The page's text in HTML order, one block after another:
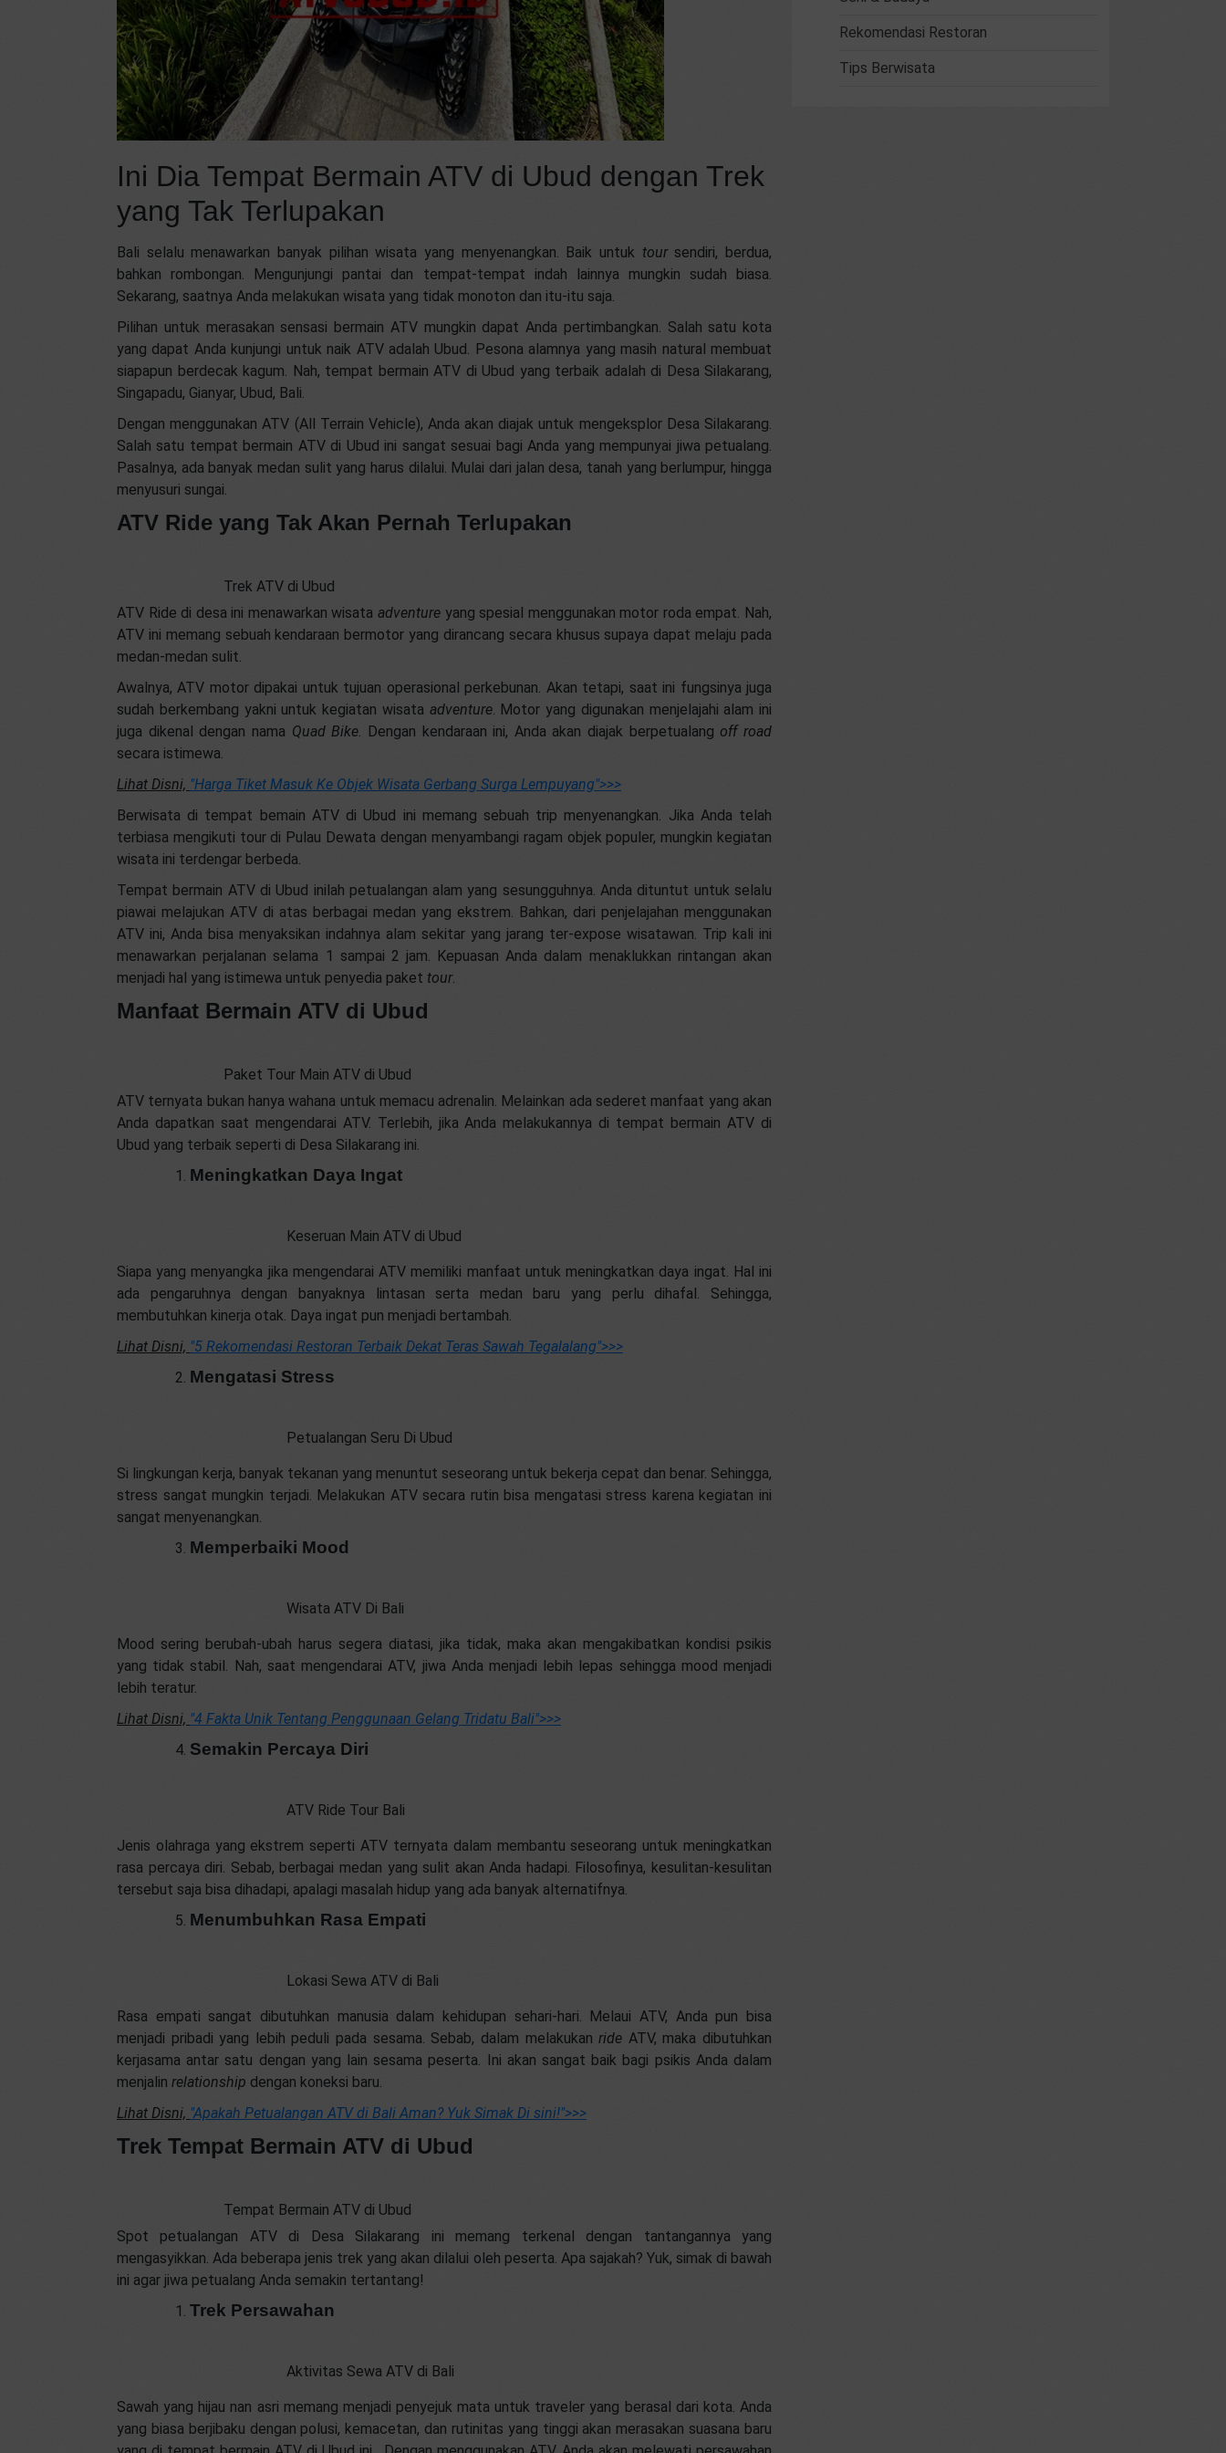
Ini Dia Tempat Bermain ATV di Ubud dengan Trek
yang Tak Terlupakan
Bali selalu menawarkan banyak pilihan wisata yang menyenangkan. Baik untuk toursendiri, berdua,
bahkan rombongan. Mengunjungi pantai dan tempat-tempat indah lainnya mungkin sudah biasa.
Sekarang, saatnya Anda melakukan wisata yang tidak monoton dan itu-itu saja.
Pilihan untuk merasakan sensasi bermain ATV mungkin dapat Anda pertimbangkan. Salah satu kota
yang dapat Anda kunjungi untuk naik ATV adalah Ubud. Pesona alamnya yang masih natural membuat
siapapun berdecak kagum. Nah, tempat bermain ATV di Ubud yang terbaik adalah di Desa Silakarang,
Singapadu, Gianyar, Ubud, Bali.
Dengan menggunakan ATV (All Terrain Vehicle), Anda akan diajak untuk mengeksplor Desa Silakarang.
Salah satu tempat bermain ATV di Ubud ini sangat sesuai bagi Anda yang mempunyai jiwa petualang.
Pasalnya, ada banyak medan sulit yang harus dilalui. Mulai dari jalan desa, tanah yang berlumpur, hingga
menyusuri sungai.
ATV Ride yang Tak Akan Pernah Terlupakan
Trek ATV di Ubud
ATV Ride di desa ini menawarkan wisata adventure yang spesial menggunakan motor roda empat. Nah,
ATV ini memang sebuah kendaraan bermotor yang dirancang secara khusus supaya dapat melaju pada
medan-medan sulit.
Awalnya, ATV motor dipakai untuk tujuan operasional perkebunan. Akan tetapi, saat ini fungsinya juga
sudah berkembang yakni untuk kegiatan wisata adventure. Motor yang digunakan menjelajahi alam ini
juga dikenal dengan nama Quad Bike. Dengan kendaraan ini, Anda akan diajak berpetualangoff road
secara istimewa.
Lihat Disni, "Harga Tiket Masuk Ke Objek Wisata Gerbang Surga Lempuyang">>>
Berwisata di tempat bemain ATV di Ubud ini memang sebuah trip menyenangkan. Jika Anda telah
terbiasa mengikuti tour di Pulau Dewata dengan menyambangi ragam objek populer, mungkin kegiatan
wisata ini terdengar berbeda.
Tempat bermain ATV di Ubud inilah petualangan alam yang sesungguhnya. Anda dituntut untuk selalu
piawai melajukan ATV di atas berbagai medan yang ekstrem. Bahkan, dari penjelajahan menggunakan
ATV ini, Anda bisa menyaksikan indahnya alam sekitar yang jarang ter-expose wisatawan. Trip kali ini
menawarkan perjalanan selama 1 sampai 2 jam. Kepuasan Anda dalam menaklukkan rintangan akan
menjadi hal yang istimewa untuk penyedia paket tour.
Manfaat Bermain ATV di Ubud
Paket Tour Main ATV di Ubud
ATV ternyata bukan hanya wahana untuk memacu adrenalin. Melainkan ada sederet manfaat yang akan
Anda dapatkan saat mengendarai ATV. Terlebih, jika Anda melakukannya di tempat bermain ATV di
Ubud yang terbaik seperti di Desa Silakarang ini.
Meningkatkan Daya Ingat
Keseruan Main ATV di Ubud
Siapa yang menyangka jika mengendarai ATV memiliki manfaat untuk meningkatkan daya ingat. Hal ini
ada pengaruhnya dengan banyaknya lintasan serta medan baru yang perlu dihafal. Sehingga,
membutuhkan kinerja otak. Daya ingat pun menjadi bertambah.
Lihat Disni, "5 Rekomendasi Restoran Terbaik Dekat Teras Sawah Tegalalang">>>
Mengatasi Stress
Petualangan Seru Di Ubud
Si lingkungan kerja, banyak tekanan yang menuntut seseorang untuk bekerja cepat dan benar. Sehingga,
stress sangat mungkin terjadi. Melakukan ATV secara rutin bisa mengatasi stress karena kegiatan ini
sangat menyenangkan.
Memperbaiki Mood
Wisata ATV Di Bali
Mood sering berubah-ubah harus segera diatasi, jika tidak, maka akan mengakibatkan kondisi psikis
yang tidak stabil. Nah, saat mengendarai ATV, jiwa Anda menjadi lebih lepas sehingga mood menjadi
lebih teratur.
Lihat Disni, "4 Fakta Unik Tentang Penggunaan Gelang Tridatu Bali">>>
Semakin Percaya Diri
ATV Ride Tour Bali
Jenis olahraga yang ekstrem seperti ATV ternyata dalam membantu seseorang untuk meningkatkan
rasa percaya diri. Sebab, berbagai medan yang sulit akan Anda hadapi. Filosofinya, kesulitan-kesulitan
tersebut saja bisa dihadapi, apalagi masalah hidup yang ada banyak alternatifnya.
Menumbuhkan Rasa Empati
Lokasi Sewa ATV di Bali
Rasa empati sangat dibutuhkan manusia dalam kehidupan sehari-hari. Melaui ATV, Anda pun bisa
menjadi pribadi yang lebih peduli pada sesama. Sebab, dalam melakukanride ATV, maka dibutuhkan
kerjasama antar satu dengan yang lain sesama peserta. Ini akan sangat baik bagi psikis Anda dalam
menjalin relationship dengan koneksi baru.
Lihat Disni, "Apakah Petualangan ATV di Bali Aman? Yuk Simak Di sini!">>>
Trek Tempat Bermain ATV di Ubud
Tempat Bermain ATV di Ubud
Spot petualangan ATV di Desa Silakarang ini memang terkenal dengan tantangannya yang
mengasyikkan. Ada beberapa jenis trek yang akan dilalui oleh peserta. Apa sajakah? Yuk, simak di bawah
ini agar jiwa petualang Anda semakin tertantang!
Trek Persawahan
Aktivitas Sewa ATV di Bali
Sawah yang hijau nan asri memang menjadi penyejuk mata untuk traveler yang berasal dari kota. Anda
yang biasa berjibaku dengan polusi, kemacetan, dan rutinitas yang tinggi akan merasakan suasana baru
Rekomendasi Restoran
Tips Berwisata